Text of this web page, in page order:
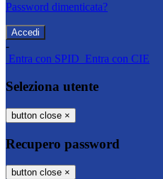
Password dimenticata?
-
Entra con SPID Entra con CIE
Seleziona utente
button close ×
Recupero password
button close ×